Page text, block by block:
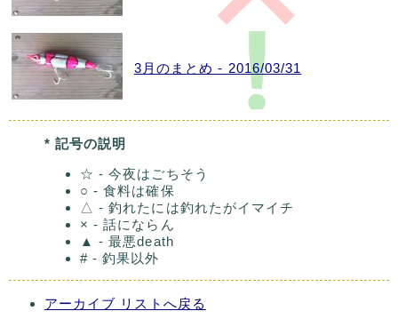
3月のまとめ - 2016/03/31
* 記号の説明
☆ - 今夜はごちそう
○ - 食料は確保
△ - 釣れたには釣れたがイマイチ
× - 話にならん
▲ - 最悪death
# - 釣果以外
アーカイブ リストへ戻る